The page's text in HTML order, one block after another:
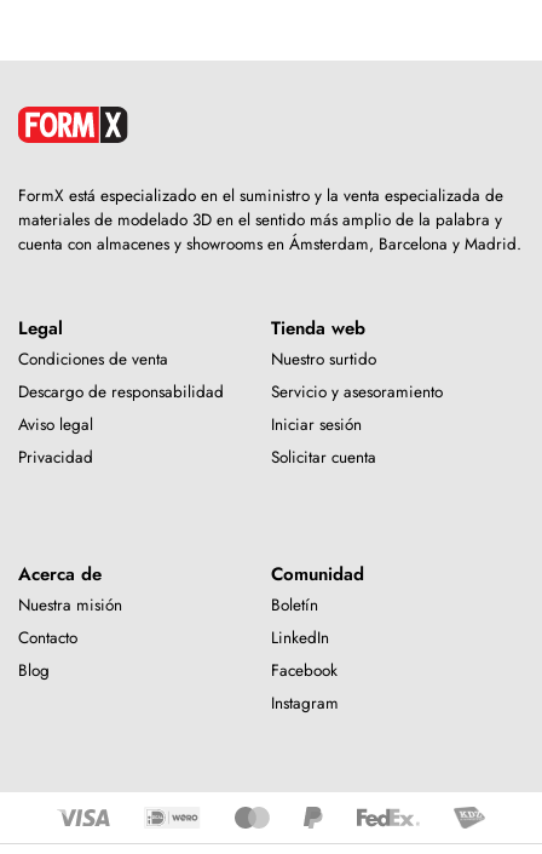
FormX está especializado en el suministro y la venta especializada de
materiales de modelado 3D en el sentido más amplio de la palabra y
cuenta con almacenes y showrooms en Ámsterdam, Barcelona y Madrid.
Legal
Condiciones de venta
Descargo de responsabilidad
Aviso legal
Privacidad
Tienda web
Nuestro surtido
Servicio y asesoramiento
Iniciar sesión
Solicitar cuenta
Acerca de
Nuestra misión
Contacto
Blog
Comunidad
Boletín
LinkedIn
Facebook
Instagram